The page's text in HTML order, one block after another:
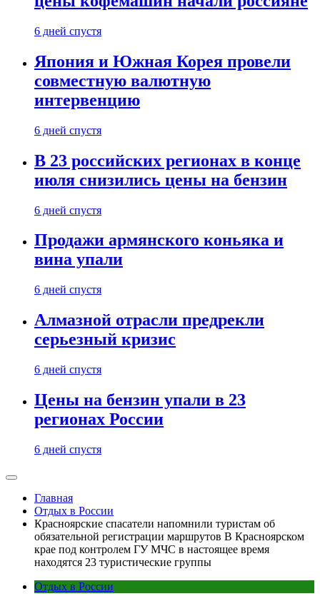
6 дней спустя
Япония и Южная Корея провели
совместную валютную
интервенцию
6 дней спустя
В 23 российских регионах в конце
июля снизились цены на бензин
6 дней спустя
Продажи армянского коньяка и
вина упали
6 дней спустя
Алмазной отрасли предрекли
серьезный кризис
6 дней спустя
Цены на бензин упали в 23
регионах России
6 дней спустя
Главная
Отдых в России
Красноярские спасатели напомнили туристам об
обязательной регистрации маршрутов В Красноярском
крае под контролем ГУ МЧС в настоящее время
находятся 23 туристические группы
Отдых в России